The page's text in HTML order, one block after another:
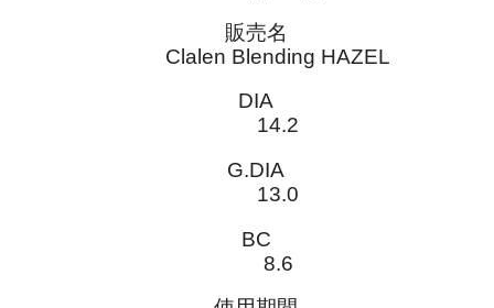
販売名
Clalen Blending HAZEL
DIA
14.2
G.DIA
13.0
BC
8.6